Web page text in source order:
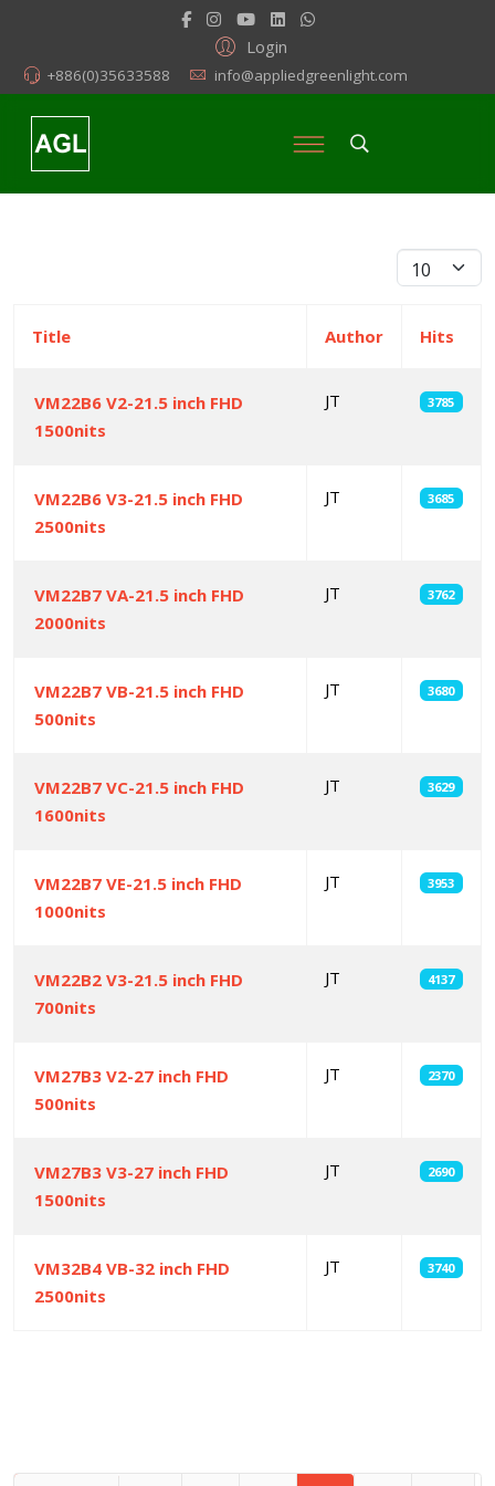
Login
+886(0)35633588 info@appliedgreenlight.com
Display #
Title Author Hits
VM22B6 V2-21.5 inch FHD
1500nits
JT 3785
VM22B6 V3-21.5 inch FHD
2500nits
JT 3685
VM22B7 VA-21.5 inch FHD
2000nits
JT 3762
VM22B7 VB-21.5 inch FHD
500nits
JT 3680
VM22B7 VC-21.5 inch FHD
1600nits
JT 3629
VM22B7 VE-21.5 inch FHD
1000nits
JT 3953
VM22B2 V3-21.5 inch FHD
700nits
JT 4137
VM27B3 V2-27 inch FHD
500nits
JT 2370
VM27B3 V3-27 inch FHD
1500nits
JT 2690
VM32B4 VB-32 inch FHD
2500nits
JT 3740